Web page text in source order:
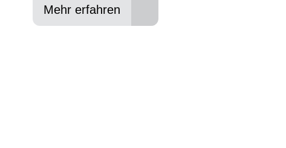
Mehr erfahren